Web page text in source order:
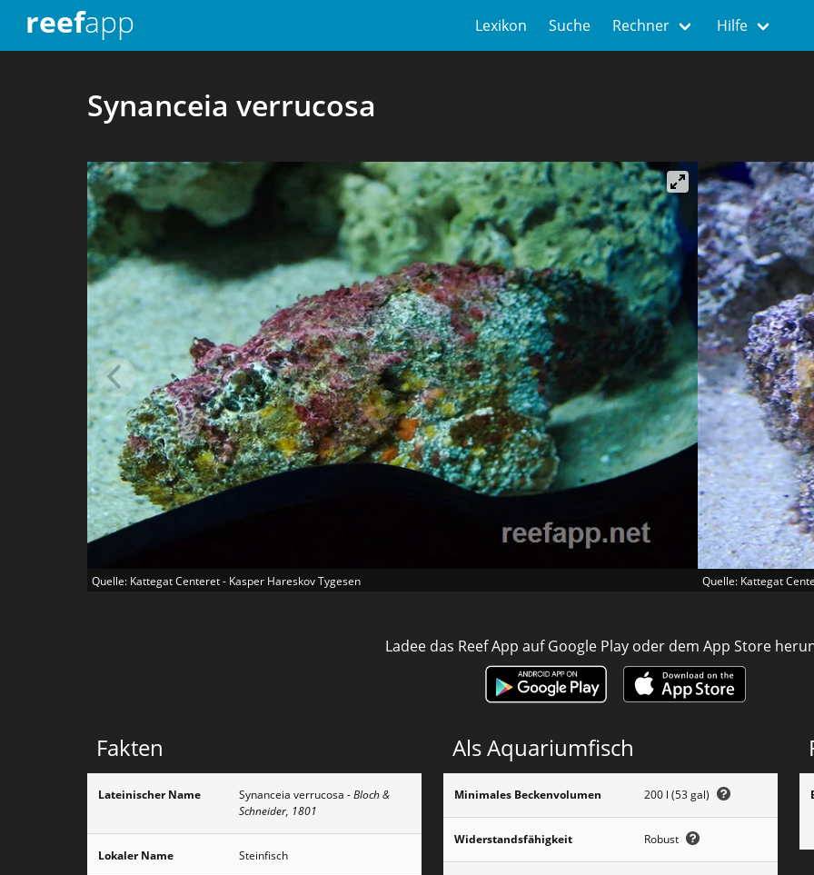
reefapp Lexikon Suche Rechner Hilfe
Synanceia verrucosa
Quelle: Kattegat Centeret - Kasper Hareskov Tygesen Quelle: Kattegat
Ladee das Reef App auf Google Play oder dem App Store
Fakten
Lateinischer Name Synanceia verrucosa - Bloch &
Schneider, 1801
Lokaler Name Steinfisch
Als Aquariumfisch
Minimales Beckenvolumen 200 l (53 gal)
Widerstandsfähigkeit Robust